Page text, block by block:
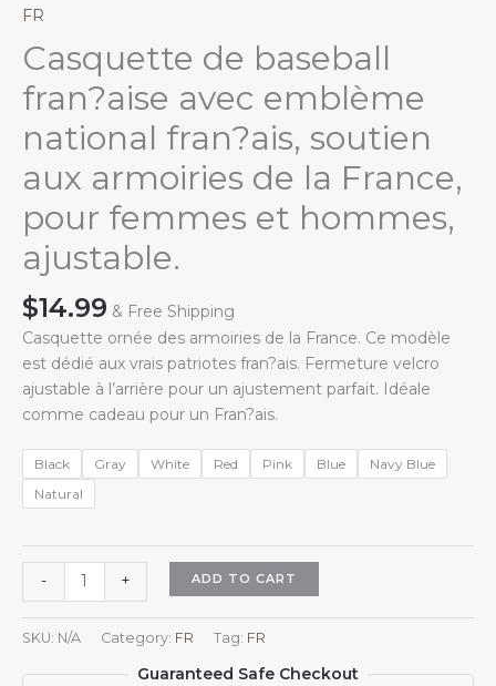
FR
Casquette de baseball
fran?aise avec emblème
national fran?ais, soutien
aux armoiries de la France,
pour femmes et hommes,
ajustable.
$14.99 & Free Shipping
Casquette ornée des armoiries de la France. Ce modèle
est dédié aux vrais patriotes fran?ais. Fermeture velcro
ajustable à l’arrière pour un ajustement parfait. Idéale
comme cadeau pour un Fran?ais.
Black Gray White Red Pink Blue
Navy Blue
Natural
-
Casquette
de
baseball
fran?
aise
+ ADD TO CART
SKU: N/A Category: FR Tag: FR
Guaranteed Safe Checkout